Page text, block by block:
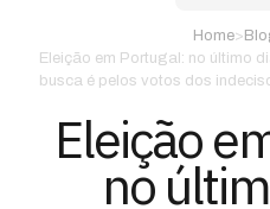
Home>
Eleição em Portugal: no último
busca é pelos votos dos
Eleição
no